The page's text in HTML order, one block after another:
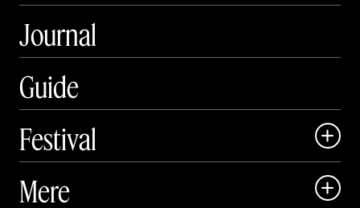
Journal
Guide
Festival

 Art Matter Festival
Mere 